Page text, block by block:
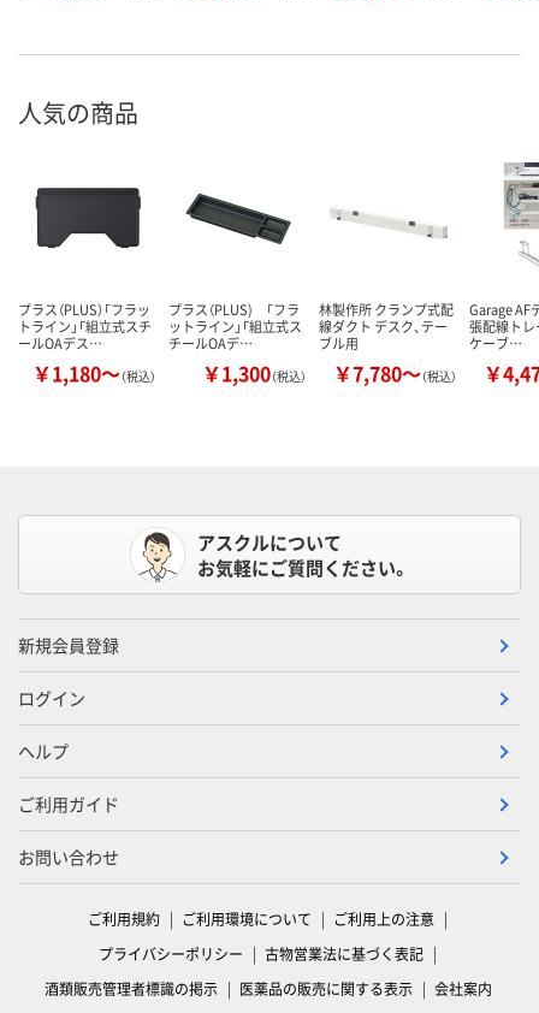
人気の商品
プラス（PLUS）「フラッ
トライン」「組立式スチ
ールOAデス…
￥1,180～（税込）
プラス（PLUS) 「フラ
ットライン」「組立式ス
チールOAデ…
￥1,300（税込）
林製作所 クランプ式配
線ダクト デスク、テー
ブル用
￥7,780～（税込）
Garage AF
張配線ト
ケーブ…
￥
アスクルについて
お気軽にご質問ください。
新規会員登録
ログイン
ヘルプ
ご利用ガイド
お問い合わせ
ご利用規約 ご利用環境について
ご利用上の注意
プライバシーポリシー
古物営業法に基づく表記
酒類販売管理者標識の掲示
医薬品の販売に関する表示 会社案内